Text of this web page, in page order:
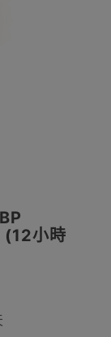
小時